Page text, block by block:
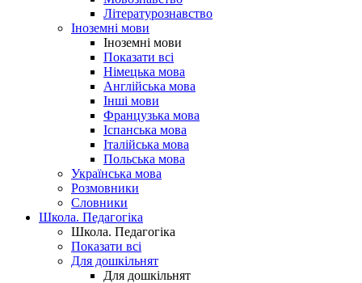
Літературознавство
Іноземні мови
Іноземні мови
Показати всі
Німецька мова
Англійська мова
Інші мови
Французька мова
Іспанська мова
Італійська мова
Польська мова
Українська мова
Розмовники
Словники
Школа. Педагогіка
Школа. Педагогіка
Показати всі
Для дошкільнят
Для дошкільнят